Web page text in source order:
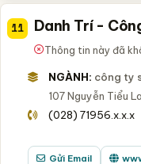
11 Danh Trí -
Thông tin này đã
NGÀNH: công ty
107 Nguyễn Tiểu
(028) 71956.x.x.x
Gửi Email